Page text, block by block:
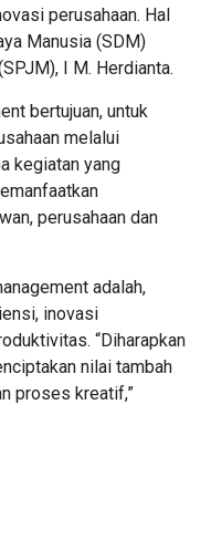
perusahaan. Hal
Manusia (SDM)
I M. Herdianta.
bertujuan, untuk
melalui
kegiatan yang
perusahaan dan
adalah,
inovasi
“Diharapkan
nilai tambah
proses kreatif,”